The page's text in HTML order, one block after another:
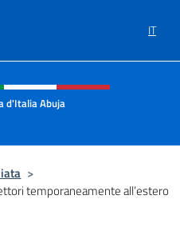
IT
e menù
d'Italia Abuja
>
temporaneamente all’estero